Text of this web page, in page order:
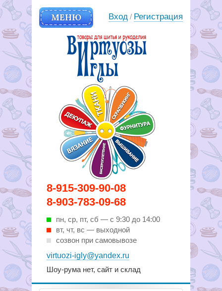
8-915-309-90-08
8-903-783-09-68
пн, ср, пт, cб — с 9:30 до 14:00
вт, чт, вс — выходной
созвон при самовывозе
virtuozi-igly@yandex.ru
Шоу-рума нет, сайт и склад
МЕНЮ
Вирутозы иглы. Товары для
шитья и рукоделья
Вход / Регистрация